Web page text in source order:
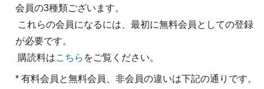
会員の3種類ございます。
これらの会員になるには、最初に無料会員としての登録
が必要です。
購読料はこちら をご覧ください。
* 有料会員と無料会員、非会員の違いは下記の通りです。